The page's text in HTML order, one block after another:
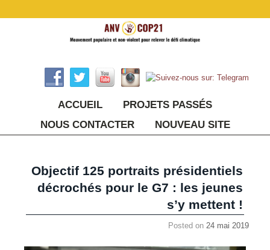
ACCUEIL
PROJETS PASSÉS
NOUS CONTACTER
NOUVEAU SITE
Objectif 125 portraits présidentiels
décrochés pour le G7 : les jeunes
s’y mettent !
Posted on 24 mai 2019